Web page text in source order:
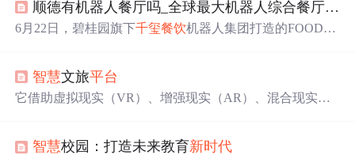
顺德有机器人餐厅吗_全球最大机器人综合餐厅顺德开业
6月22日，碧桂园旗下千玺餐饮机器人集团打造的FOODO
国，是碧桂园千玺
餐厅，集多家门店之大成，这家新店面积约2000平米，共
供视觉和味蕾的科技盛...
智慧文旅平台
它借助虚拟现实（VR）、增强现实（AR）、混合现实
验、智能化管理、精准营销、数字资产管理于一体的全
智慧校园：打造未来教育新时代